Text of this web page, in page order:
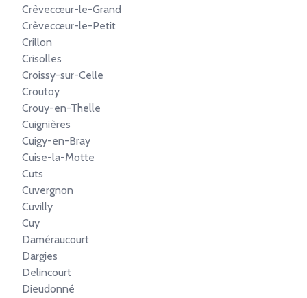
Crèvecœur-le-Grand
Crèvecœur-le-Petit
Crillon
Crisolles
Croissy-sur-Celle
Croutoy
Crouy-en-Thelle
Cuignières
Cuigy-en-Bray
Cuise-la-Motte
Cuts
Cuvergnon
Cuvilly
Cuy
Daméraucourt
Dargies
Delincourt
Dieudonné